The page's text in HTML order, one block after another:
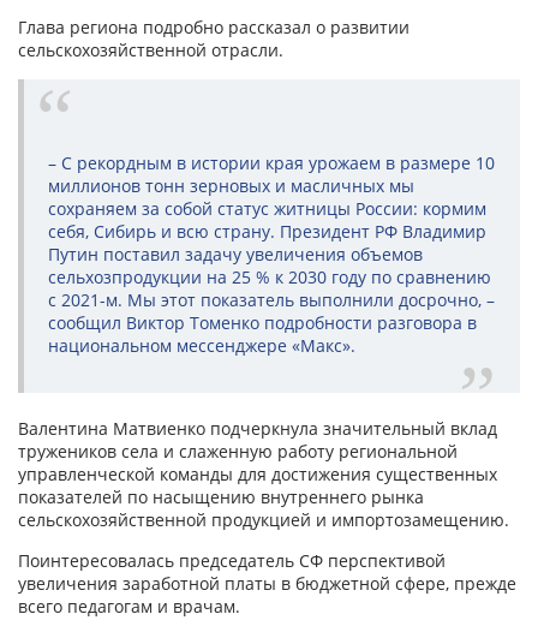
Глава региона подробно рассказал о развитии
сельскохозяйственной отрасли.
– С рекордным в истории края урожаем в размере 10
миллионов тонн зерновых и масличных мы
сохраняем за собой статус житницы России: кормим
себя, Сибирь и всю страну. Президент РФ Владимир
Путин поставил задачу увеличения объемов
сельхозпродукции на 25 % к 2030 году по сравнению
с 2021-м. Мы этот показатель выполнили досрочно, –
сообщил Виктор Томенко подробности разговора в
национальном мессенджере «Макс».
Валентина Матвиенко подчеркнула значительный вклад
тружеников села и слаженную работу региональной
управленческой команды для достижения существенных
показателей по насыщению внутреннего рынка
сельскохозяйственной продукцией и импортозамещению.
Поинтересовалась председатель СФ перспективой
увеличения заработной платы в бюджетной сфере, прежде
всего педагогам и врачам.